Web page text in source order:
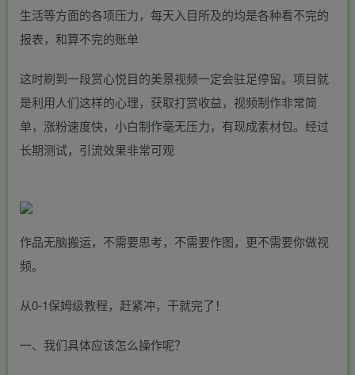
生活等方面的各项压力，每天入目所及的均是各种看不完的
报表，和算不完的账单
这时刷到一段赏心悦目的美景视频一定会驻足停留。项目就
是利用人们这样的心理，获取打赏收益，视频制作非常简
单，涨粉速度快，小白制作毫无压力，有现成素材包。经过
长期测试，引流效果非常可观
作品无脑搬运，不需要思考，不需要作图，更不需要你做视
频。
从0-1保姆级教程，赶紧冲，干就完了！
一、我们具体应该怎么操作呢？